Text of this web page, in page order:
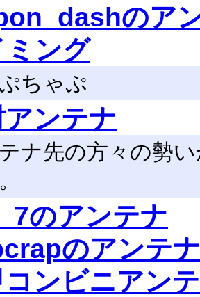
のア
ミング
ちゃぷ
アンテナ
ナ先の方々の勢
のアンテナ
のアンテナ
コンビニアン